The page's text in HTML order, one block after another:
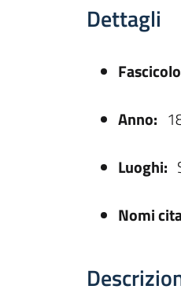
Dettagli
Anno:
Luoghi:
Nomi